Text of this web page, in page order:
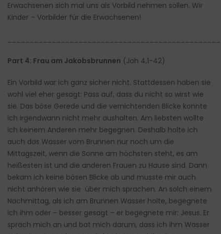
Erwachsenen sich mal uns als Vorbild nehmen sollen. Wir
Kinder – Vorbilder für die Erwachsenen!
Part 4: Frau am Jakobsbrunnen (Joh 4,1-42)
Ein Vorbild war ich ganz sicher nicht. Stattdessen haben sie
wohl viel eher gesagt: Pass auf, dass du nicht so wirst wie
sie. Das böse Gerede und die vernichtenden Blicke konnte
ich irgendwann nicht mehr aushalten. Am liebsten wollte
ich keinem Anderen mehr begegnen. Deshalb holte ich
auch das Wasser vom Brunnen nur noch um die
Mittagszeit, wenn die Sonne am höchsten steht, es am
heißesten ist und die anderen Frauen zu Hause sind. Dann
bekam ich keine bösen Blicke ab und musste mir auch
nicht anhören wie sie über mich sprachen. An solch einem
Nachmittag, als ich am Brunnen Wasser holte, begegnete
ich ihm oder – besser gesagt – er begegnete mir: Jesus. Er
sprach mich an und bat mich darum, dass ich ihm Wasser